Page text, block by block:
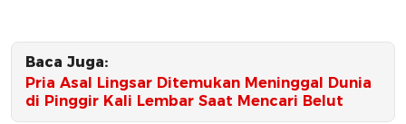
Baca Juga:
Pria Asal Lingsar Ditemukan Meninggal Dunia
di Pinggir Kali Lembar Saat Mencari Belut